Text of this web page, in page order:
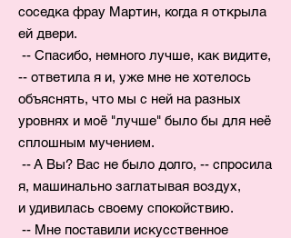
соседка фрау Мартин, когда я открыла
ей двери.
-- Спасибо, немного лучше, как видите,
-- ответила я и, уже мне не хотелось
объяснять, что мы с ней на разных
уровнях и моё "лучше" было бы для неё
сплошным мучением.
-- А Вы? Вас не было долго, -- спросила
я, машинально заглатывая воздух,
и удивилась своему спокойствию.
-- Мне поставили искусственное